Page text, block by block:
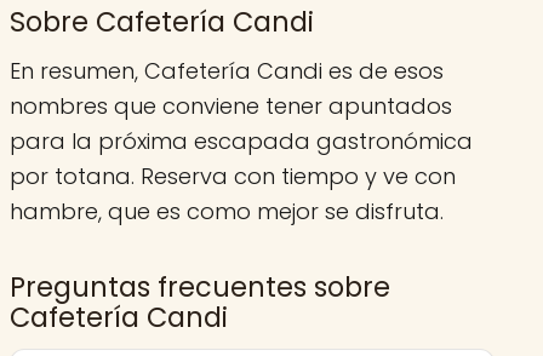
Sobre Cafetería Candi
En resumen, Cafetería Candi es de esos
nombres que conviene tener apuntados
para la próxima escapada gastronómica
por totana. Reserva con tiempo y ve con
hambre, que es como mejor se disfruta.
Preguntas frecuentes sobre
Cafetería Candi